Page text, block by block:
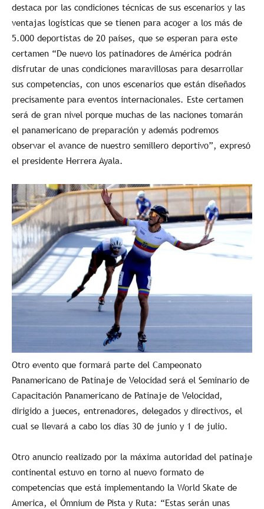
destaca por las condiciones técnicas de sus escenarios y las
ventajas logísticas que se tienen para acoger a los más de
5.000 deportistas de 20 países, que se esperan para este
certamen “De nuevo los patinadores de América podrán
disfrutar de unas condiciones maravillosas para desarrollar
sus competencias, con unos escenarios que están diseñados
precisamente para eventos internacionales. Este certamen
será de gran nivel porque muchas de las naciones tomarán
el panamericano de preparación y además podremos
observar el avance de nuestro semillero deportivo”, expresó
el presidente Herrera Ayala.
Otro evento que formará parte del Campeonato
Panamericano de Patinaje de Velocidad será el Seminario de
Capacitación Panamericano de Patinaje de Velocidad,
dirigido a jueces, entrenadores, delegados y directivos, el
cual se llevará a cabo los días 30 de junio y 1 de julio.
Otro anuncio realizado por la máxima autoridad del patinaje
continental estuvo en torno al nuevo formato de
competencias que está implementando la World Skate de
America, el Ómnium de Pista y Ruta: “Estas serán unas